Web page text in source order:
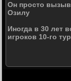
Он просто
Озилу
Иногда в 30 лет
игроков 10-го